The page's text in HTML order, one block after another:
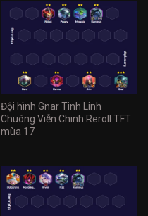
Đội hình Gnar Tinh Linh
Chuông Viễn Chinh Reroll TFT
mùa 17